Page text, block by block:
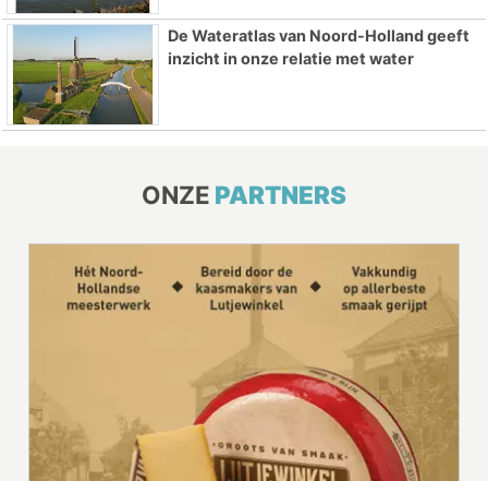
De Wateratlas van Noord-Holland geeft
inzicht in onze relatie met water
ONZE PARTNERS